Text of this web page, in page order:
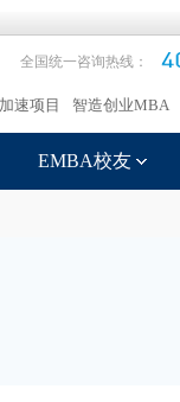
全国统一咨询热线：
速项目 智造创业MBA
EMBA校友